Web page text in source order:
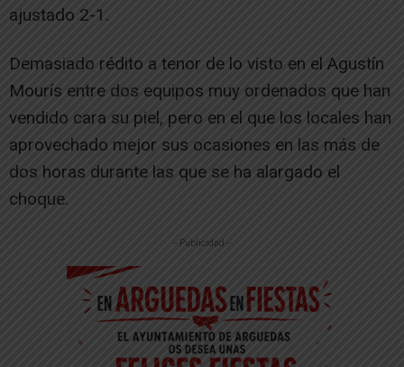
ajustado 2-1.
Demasiado rédito a tenor de lo visto en el Agustín
Mourís entre dos equipos muy ordenados que han
vendido cara su piel, pero en el que los locales han
aprovechado mejor sus ocasiones en las más de
dos horas durante las que se ha alargado el
choque.
-- Publicidad --